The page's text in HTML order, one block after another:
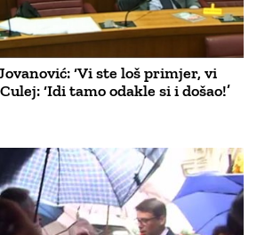
‘Vi ste loš primjer, vi
‘Idi tamo odakle si i došao!’